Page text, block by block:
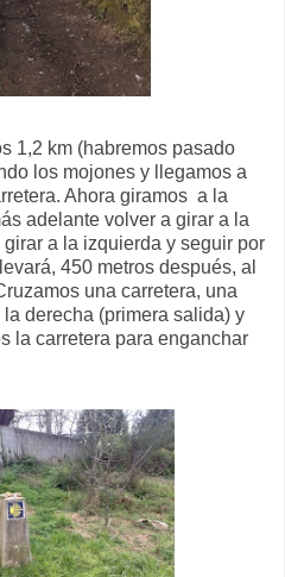
1,2 km (habremos pasado
los mojones y llegamos a
Ahora giramos a la
adelante volver a girar a la
a la izquierda y seguir por
450 metros después, al
una carretera, una
derecha (primera salida) y
la carretera para enganchar